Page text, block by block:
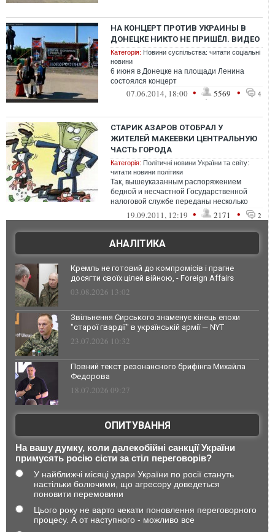
НА КОНЦЕРТ ПРОТИВ УКРАИНЫ В
ДОНЕЦКЕ НИКТО НЕ ПРИШЁЛ. ВИДЕО
Категорія: Новини суспільства: читати соціальні
новини
6 июня в Донецке на площади Ленина
состоялся концерт
07.06.2014, 18:00 • 5569 • 4
СТАРИК АЗАРОВ ОТОБРАЛ У
ЖИТЕЛЕЙ МАКЕЕВКИ ЦЕНТРАЛЬНУЮ
ЧАСТЬ ГОРОДА
Категорія: Політичні новини України та світу:
читати новини політики
Так, вышеуказанным распоряжением
бедной и несчастной Государственной
налоговой службе переданы несколько
зданий и сооружений по буль...
19.09.2011, 12:19 • 2171 • 2
АНАЛІТИКА
Кремль не готовий до компромісів і прагне
досягти своїх цілей війною, - Foreign Affairs
03.08.2026 13:02
Звільнення Сирського знаменує кінець епохи
"старої гвардії" в українській армії — NYT
23.07.2026 10:32
Повний текст резонансного брифінга Михайла
Федорова
18.07.2026 09:27
ОПИТУВАННЯ
На вашу думку, коли далекобійні санкції України
примусять росію сісти за стіл переговорів?
У найближчі місяці удари України по росії стануть
настільки болючими, що агресору доведеться
поновити перемовини
Цього року не варто чекати поновлення переговорного
процесу. А от наступного - можливо все